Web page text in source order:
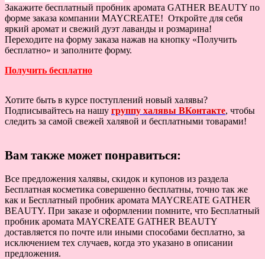
Закажите бесплатный пробник аромата GATHER BEAUTY по
форме заказа компании MAYCREATE! Откройте для себя
яркий аромат и свежий дуэт лаванды и розмарина!
Переходите на форму заказа нажав на кнопку «Получить
бесплатно» и заполните форму.
Получить бесплатно
Хотите быть в курсе поступлений новый халявы?
Подписывайтесь на нашу группу халявы ВКонтакте, чтобы
следить за самой свежей халявой и бесплатными товарами!
Вам также может понравиться:
Все предложения халявы, скидок и купонов из раздела
Бесплатная косметика совершенно бесплатны, точно так же
как и Бесплатный пробник аромата MAYCREATE GATHER
BEAUTY. При заказе и оформлении помните, что Бесплатный
пробник аромата MAYCREATE GATHER BEAUTY
доставляется по почте или иными способами бесплатно, за
исключением тех случаев, когда это указано в описании
предложения.